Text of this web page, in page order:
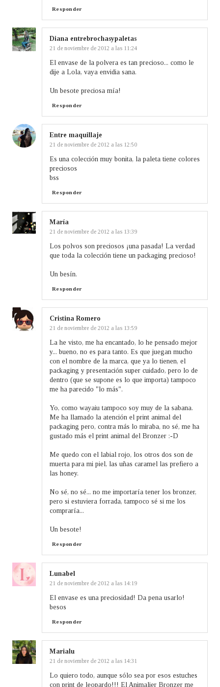
Responder
Diana entrebrochasypaletas
21 de noviembre de 2012 a las 11:24
El envase de la polvera es tan precioso... como le
dije a Lola, vaya envidia sana.
Un besote preciosa mía!
Responder
Entre maquillaje
21 de noviembre de 2012 a las 12:50
Es una colección muy bonita, la paleta tiene colores
preciosos
bss
Responder
María
21 de noviembre de 2012 a las 13:39
Los polvos son preciosos ¡una pasada! La verdad
que toda la colección tiene un packaging precioso!
Un besín.
Responder
Cristina Romero
21 de noviembre de 2012 a las 13:59
La he visto, me ha encantado, lo he pensado mejor
y... bueno, no es para tanto. Es que juegan mucho
con el nombre de la marca, que ya lo tienen, el
packaging y presentación super cuidado, pero lo de
dentro (que se supone es lo que importa) tampoco
me ha parecido "lo más".
Yo, como wayaiu tampoco soy muy de la sabana.
Me ha llamado la atención el print animal del
packaging pero, contra más lo miraba, no sé, me ha
gustado más el print animal del Bronzer :-D
Me quedo con el labial rojo, los otros dos son de
muerta para mi piel, las uñas caramel las prefiero a
las honey.
No sé, no sé... no me importaría tener los bronzer,
pero si estuviera forrada, tampoco sé si me los
compraría...
Un besote!
Responder
Lunabel
21 de noviembre de 2012 a las 14:19
El envase es una preciosidad! Da pena usarlo!
besos
Responder
Marialu
21 de noviembre de 2012 a las 14:31
Lo quiero todo, aunque sólo sea por esos estuches
con print de leopardo!!! El Animalier Bronzer me